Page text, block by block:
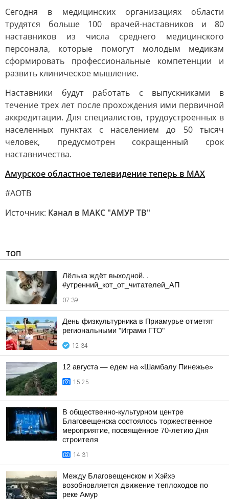
Сегодня в медицинских организациях области
трудятся больше 100 врачей-наставников и 80
наставников из числа среднего медицинского
персонала, которые помогут молодым медикам
сформировать профессиональные компетенции и
развить клиническое мышление.
Наставники будут работать с выпускниками в
течение трех лет после прохождения ими первичной
аккредитации. Для специалистов, трудоустроенных в
населенных пунктах с населением до 50 тысяч
человек, предусмотрен сокращенный срок
наставничества.
Амурское областное телевидение теперь в МАХ
#АОТВ
Источник: Канал в МАКС "АМУР ТВ"
ТОП
Лёлька ждёт выходной. .
#утренний_кот_от_читателей_АП
07:39
День физкультурника в Приамурье отметят
региональными "Играми ГТО"
12:34
12 августа — едем на «Шамбалу Пинежье»
15:25
В общественно-культурном центре
Благовещенска состоялось торжественное
мероприятие, посвящённое 70-летию Дня
строителя
14:31
Между Благовещенском и Хэйхэ
возобновляется движение теплоходов по
реке Амур